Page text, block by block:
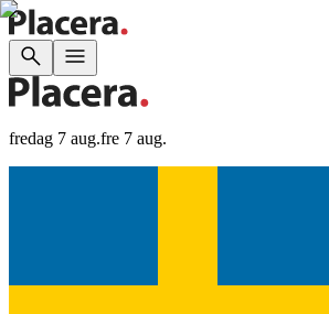
fredag 7 aug.fre 7 aug.